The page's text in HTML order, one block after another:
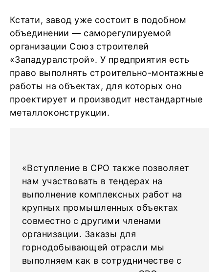
Кстати, завод уже состоит в подобном
объединении — саморегулируемой
организации Союз строителей
«Западуралстрой». У предприятия есть
право выполнять строительно-монтажные
работы на объектах, для которых оно
проектирует и производит нестандартные
металлоконструкции.
«Вступление в СРО также позволяет
нам участвовать в тендерах на
выполнение комплексных работ на
крупных промышленных объектах
совместно с другими членами
организации. Заказы для
горнодобывающей отрасли мы
выполняем как в сотрудничестве с